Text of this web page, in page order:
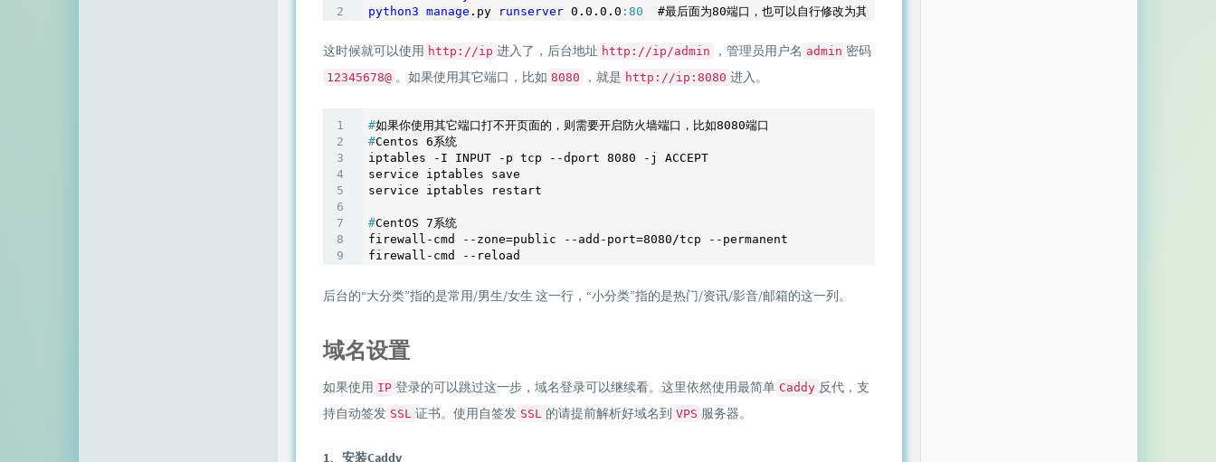
python3 manage .py runserver 0 .0 .0 .0 :80
  #最后面为80端口，也可以自行修改为其它端口
这时候就可以使用 http://ip 进入了，后台地址 http://ip/admin ，管理员用户名 admin 密码
12345678@ 。如果使用其它端口，比如 8080 ，就是 http://ip:8080 进入。
#如果你使用其它端口打不开页面的，则需要开启防火墙端口，比如8080端口
#Centos 6系统
iptables -I INPUT -p tcp --dport 8080 -j ACCEPT
service iptables save
#CentOS 7系统
firewall-cmd --zone=public --add-port=8080/tcp --permanent
后台的“大分类”指的是常用/男生/女生 这一行，“小分类”指的是热门/资讯/影音/邮箱的这一列。
域名设置
如果使用 IP 登录的可以跳过这一步，域名登录可以继续看。这里依然使用最简单 Caddy 反代，支
持自动签发 SSL 证书。使用自签发 SSL 的请提前解析好域名到 VPS 服务器。
1、安装Caddy